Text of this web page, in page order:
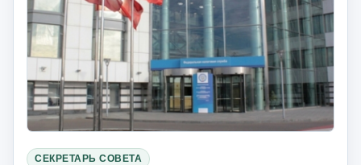
СЕКРЕТАРЬ СОВЕТА